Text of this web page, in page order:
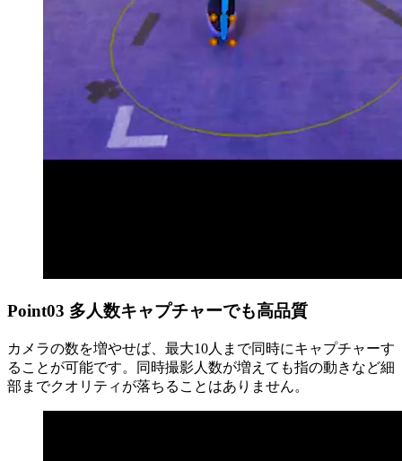
Point03 多人数キャプチャーでも高品質
カメラの数を増やせば、最大10人まで同時にキャプチャーす
ることが可能です。同時撮影人数が増えても指の動きなど細
部までクオリティが落ちることはありません。